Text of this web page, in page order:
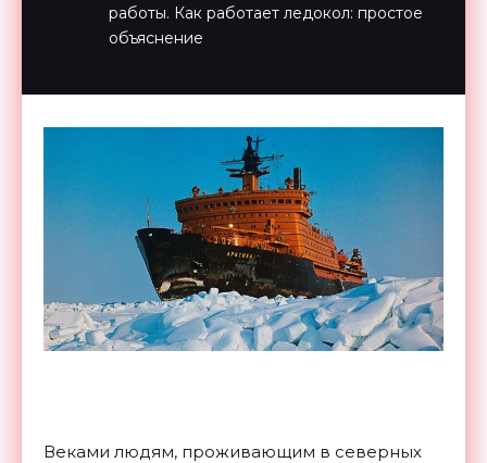
работы. Как работает ледокол: простое
объяснение
Веками людям, проживающим в северных